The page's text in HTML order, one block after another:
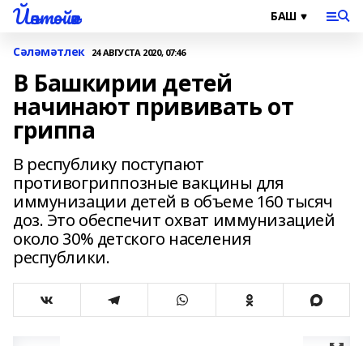
Йәнтөйәк
Сәләмәтлек 24 АВГУСТА 2020, 07:46
В Башкирии детей
начинают прививать от
гриппа
В республику поступают
противогриппозные вакцины для
иммунизации детей в объеме 160 тысяч
доз. Это обеспечит охват иммунизацией
около 30% детского населения
республики.